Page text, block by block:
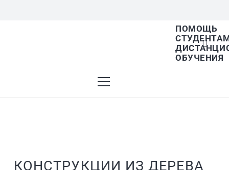
ПОМОЩЬ
ОБУЧЕНИЯ
списке найденных результатов используйте
вверх и вниз для выбора и Enter для
КОНСТРУКЦИИ ИЗ ДЕРЕВА